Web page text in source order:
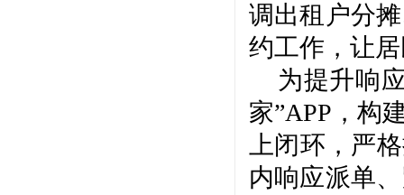
调出租户分
约工作，让
为提升响
家”APP，
上闭环，严
内响应派单